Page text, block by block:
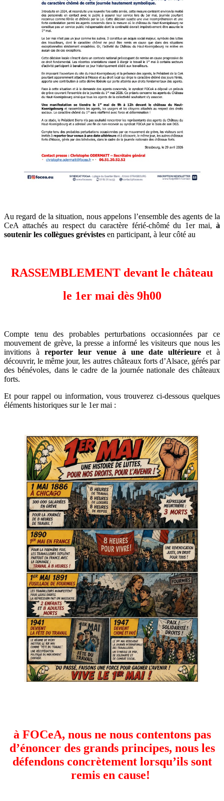
Au regard de la situation, nous appelons l’ensemble des agents de la
CeA attachés au respect du caractère férié-chômé du 1er mai, à
soutenir les collègues grévistes en participant, à leur côté au
RASSEMBLEMENT devant le château
le 1er mai dès 9h00
Compte tenu des probables perturbations occasionnées par ce
mouvement de grève, la presse a informé les visiteurs que nous les
invitions àreporter leur venue à une date ultérieureet à
découvrir, le même jour, les autres châteaux forts d’Alsace, gérés par
des bénévoles, dans le cadre de la journée nationale des châteaux
forts.
Et pour rappel ou information, vous trouverez ci-dessous quelques
éléments historiques sur le 1er mai :
à FOCeA, nous ne nous contentons pas
d’énoncer des grands principes, nous les
défendons concrètement lorsqu’ils sont
remis en cause!